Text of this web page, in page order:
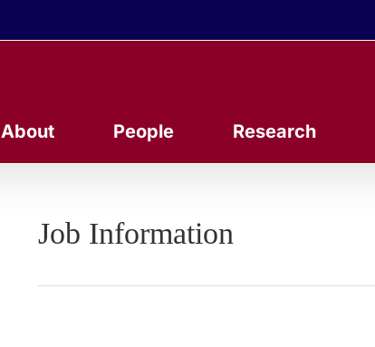
About People Research
Job Information